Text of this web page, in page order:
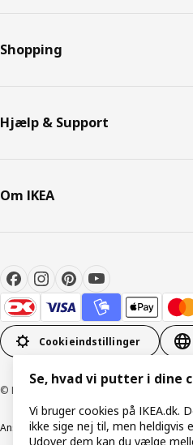
Shopping
Hjælp & Support
Om IKEA
Cookieindstillinger
© Inter IKEA Systems B.V. 1999-2026
Ansvarlig rapporteringCookiepolitik
Se, hvad vi putter i dine
Vi bruger cookies på IKEA.dk.
ikke sige nej til, men heldigvis
Udover dem kan du vælge